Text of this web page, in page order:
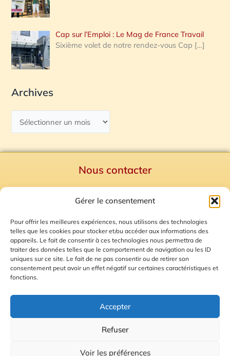
Gérer le consentement
Pour offrir les meilleures expériences, nous utilisons des technologies
telles que les cookies pour stocker et/ou accéder aux informations des
appareils. Le fait de consentir à ces technologies nous permettra de
traiter des données telles que le comportement de navigation ou les ID
uniques sur ce site. Le fait de ne pas consentir ou de retirer son
consentement peut avoir un effet négatif sur certaines caractéristiques et
fonctions.
Accepter
Refuser
Voir les préférences
Cap sur l’Emploi : Le Mag de France Travail
Sixième volet de notre rendez-vous Cap […]
Archives
Nous contacter
Mentions Légales
Plan du site
Gestion des Cookies
© 2026 Radio Calade